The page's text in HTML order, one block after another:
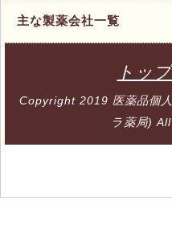
主な製薬会社一覧
トッ
Copyright 2019 医薬品個
ラ薬局)